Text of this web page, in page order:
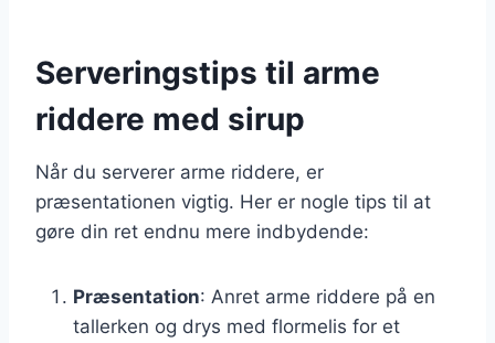
Serveringstips til arme
riddere med sirup
Når du serverer arme riddere, er
præsentationen vigtig. Her er nogle tips til at
gøre din ret endnu mere indbydende:
Præsentation: Anret arme riddere på en
tallerken og drys med flormelis for et